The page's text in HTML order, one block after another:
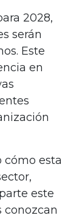
2028,
serán
Este
en
cómo esta
este
conozcan